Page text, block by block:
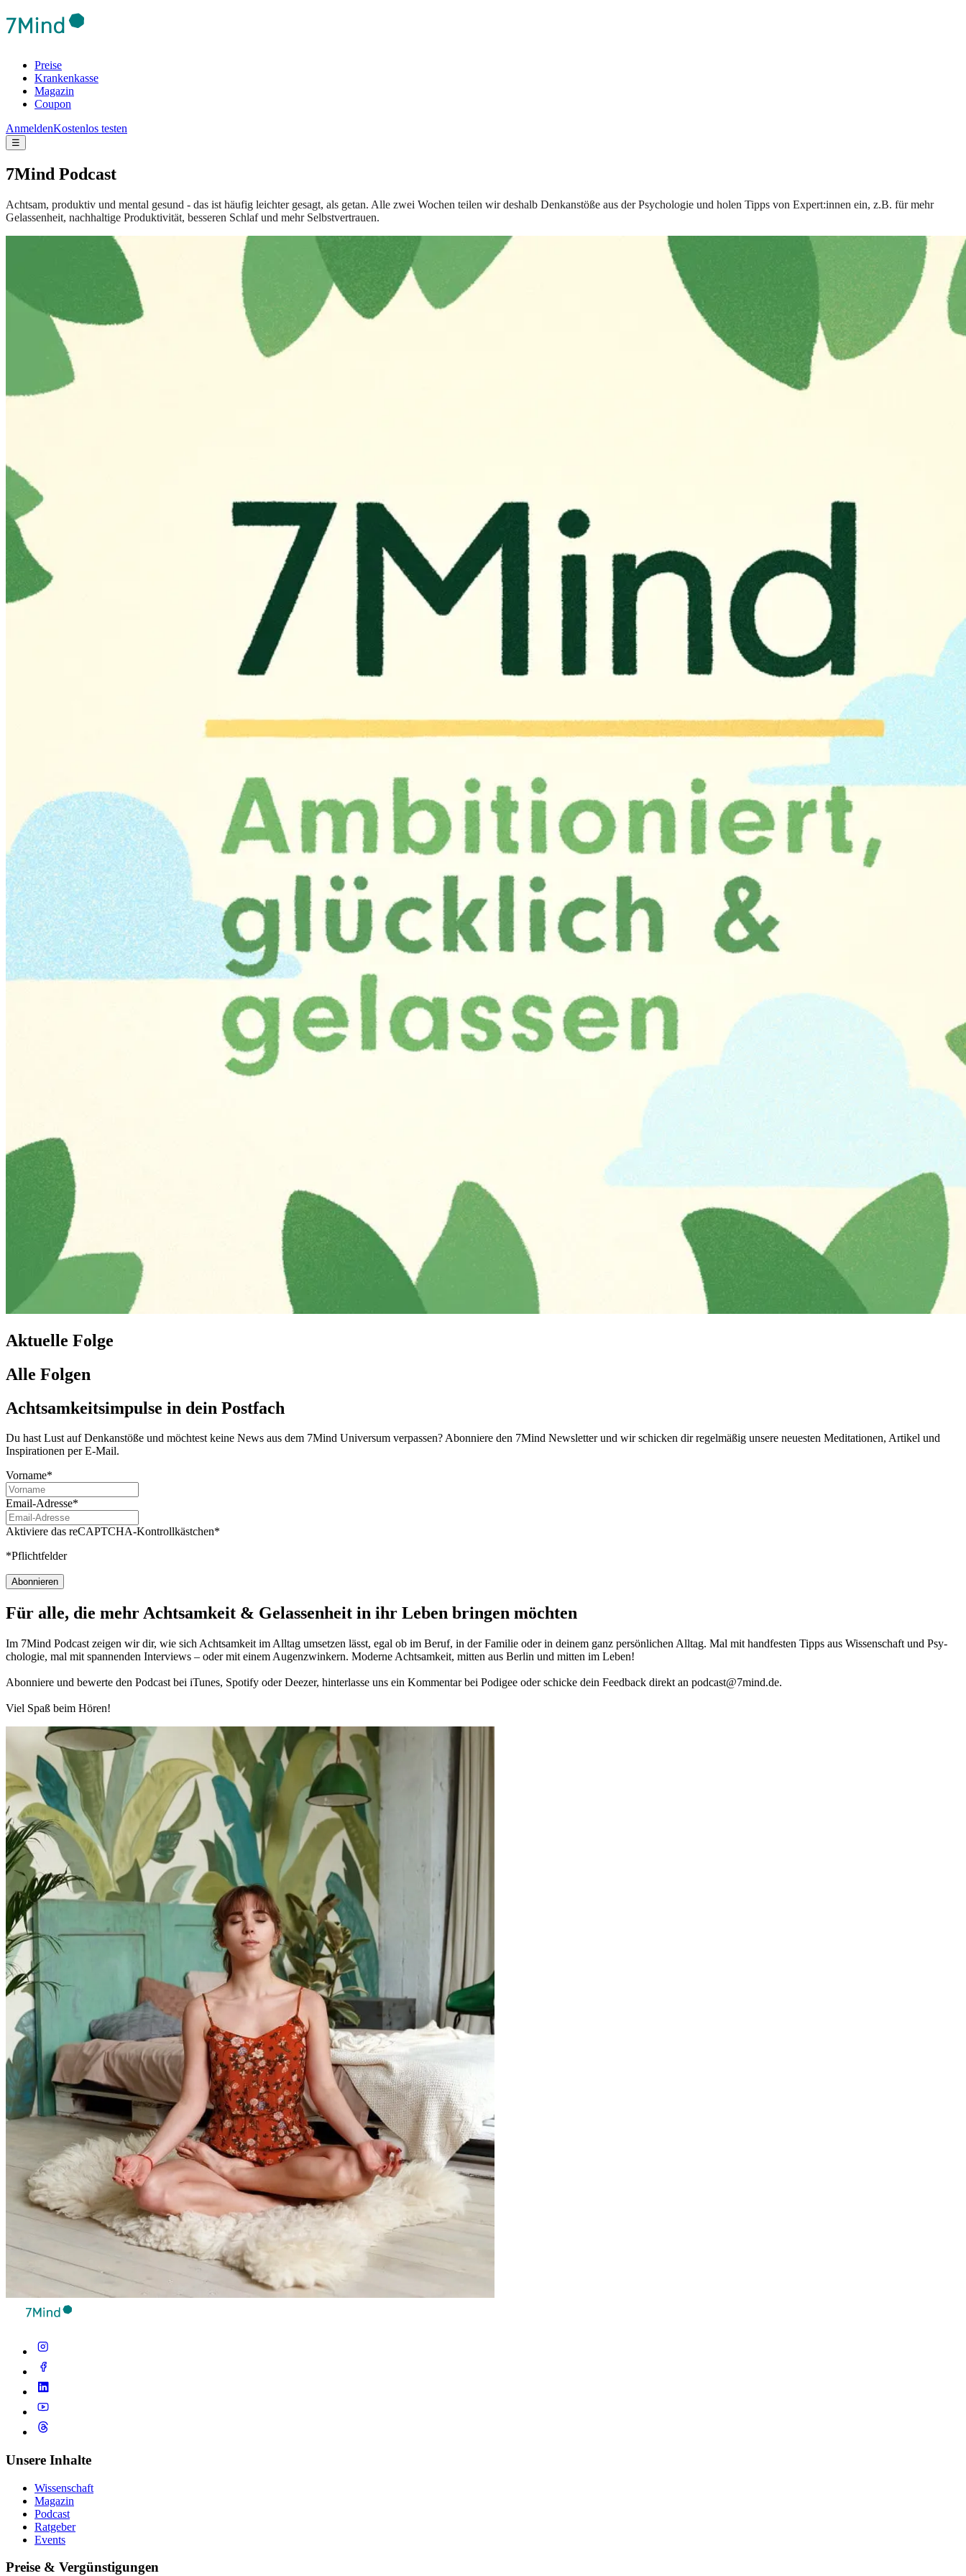
Preise
Krankenkasse
Magazin
Coupon
AnmeldenKostenlos testen
☰
7Mind Podcast
Achtsam, produktiv und mental gesund - das ist häufig leichter gesagt, als getan. Alle zwei Wochen teilen wir deshalb Denkanstöße aus der Psychologie und holen Tipps von Expert:innen ein, z.B. für mehr
Gelassenheit, nachhaltige Produktivität, besseren Schlaf und mehr Selbstvertrauen.
Aktuelle Folge
Alle Folgen
Achtsamkeitsimpulse in dein Postfach
Du hast Lust auf Denkanstöße und möchtest keine News aus dem 7Mind Universum verpassen? Abon­niere den 7Mind News­let­ter und wir schicken dir regelmäßig unsere neuesten Meditationen, Artikel und
Inspirationen per E-Mail.
Vorname*
Email-Adresse*
Aktiviere das reCAPTCHA-Kontrollkästchen*
*Pflichtfelder
Abonnieren
Für alle, die mehr Acht­sam­keit & Gelas­sen­heit in ihr Leben brin­gen möch­ten
Im 7Mind Pod­cast zeigen wir dir, wie sich Acht­sam­keit im Alltag umset­zen lässt, egal ob im Beruf, in der Fami­lie oder in deinem ganz per­sön­li­chen Alltag. Mal mit hand­fes­ten Tipps aus Wis­sen­schaft und Psy­
cho­lo­gie, mal mit spannenden Interviews – oder mit einem Augen­zwin­kern. Moderne Acht­sam­keit, mitten aus Berlin und mitten im Leben!
Abon­niere und bewerte den Pod­cast bei iTunes, Spo­tify oder Deezer, hin­ter­lasse uns ein Kom­men­tar bei Podigee oder schi­cke dein Feed­back direkt an podcast@​7​mind.​de.
Viel Spaß beim Hören!
Unsere Inhalte
Wissenschaft
Magazin
Podcast
Ratgeber
Events
Preise & Vergünstigungen